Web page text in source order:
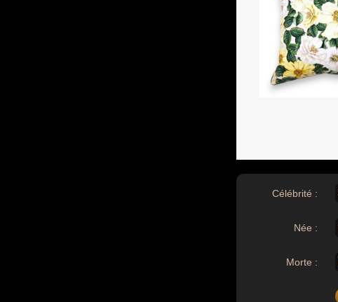
Célébrité :
Née :
Morte :